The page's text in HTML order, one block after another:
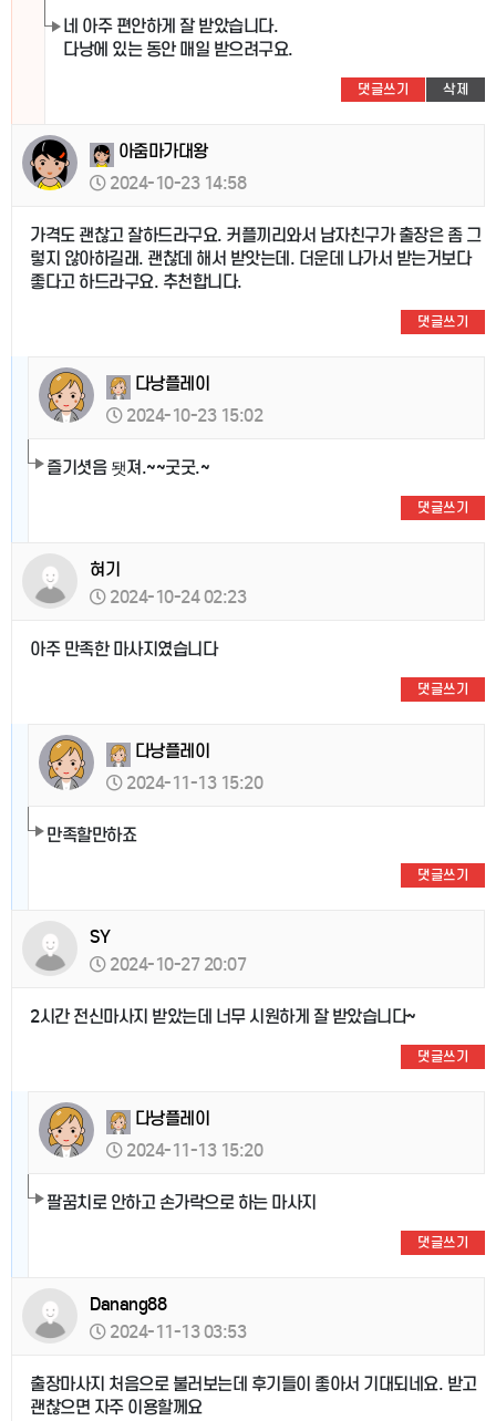
네 아주 편안하게 잘 받았습니다.
다낭에 있는 동안 매일 받으려구요.
댓글쓰기 삭제
아줌마가대왕
2024-10-23 14:58
가격도 괜찮고 잘하드라구요. 커플끼리와서 남자친구가 출장은 좀 그
렇지 않아하길래. 괜찮데 해서 받앗는데. 더운데 나가서 받는거보다
좋다고 하드라구요. 추천합니다.
댓글쓰기
다낭플레이
2024-10-23 15:02
즐기셧음 됏져.~~굿굿.~
댓글쓰기
혀기
2024-10-24 02:23
아주 만족한 마사지였습니다
댓글쓰기
다낭플레이
2024-11-13 15:20
만족할만하죠
댓글쓰기
SY
2024-10-27 20:07
2시간 전신마사지 받았는데 너무 시원하게 잘 받았습니다~
댓글쓰기
다낭플레이
2024-11-13 15:20
팔꿈치로 안하고 손가락으로 하는 마사지
댓글쓰기
Danang88
2024-11-13 03:53
출장마사지 처음으로 불러보는데 후기들이 좋아서 기대되네요. 받고
괜찮으면 자주 이용할께요